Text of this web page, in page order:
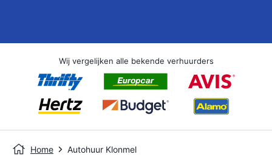
Wij vergelijken alle bekende verhuurders
Home Autohuur Klonmel